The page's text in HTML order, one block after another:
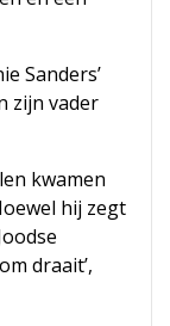
Sanders’
zijn vader
kwamen
hij zegt
draait’,